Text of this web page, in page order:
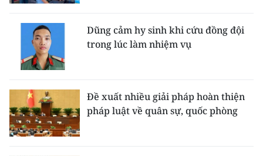
Dũng cảm hy sinh khi cứu đồng đội
trong lúc làm nhiệm vụ
Đề xuất nhiều giải pháp hoàn thiện
pháp luật về quân sự, quốc phòng